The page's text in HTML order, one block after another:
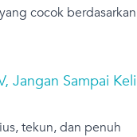
cocok berdasarkan
Jangan Sampai
tekun, dan penuh